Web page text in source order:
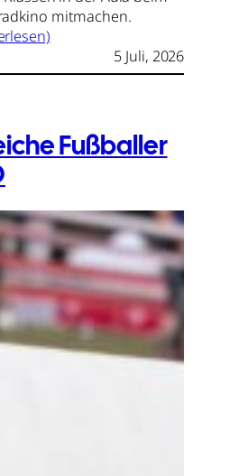
mitmachen.
5 Juli, 2026
Fußballer